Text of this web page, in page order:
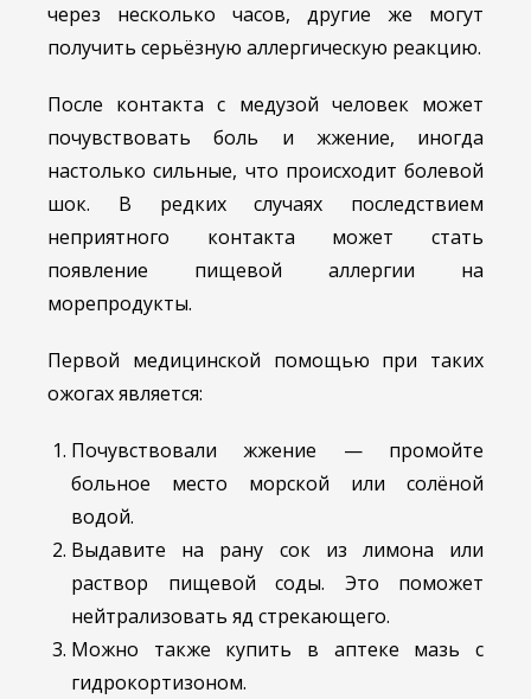
через несколько часов, другие же могут
получить серьёзную аллергическую реакцию.
После контакта с медузой человек может
почувствовать боль и жжение, иногда
настолько сильные, что происходит болевой
шок. В редких случаях последствием
неприятного контакта может стать
появление пищевой аллергии на
морепродукты.
Первой медицинской помощью при таких
ожогах является:
Почувствовали жжение — промойте
больное место морской или солёной
водой.
Выдавите на рану сок из лимона или
раствор пищевой соды. Это поможет
нейтрализовать яд стрекающего.
Можно также купить в аптеке мазь с
гидрокортизоном.